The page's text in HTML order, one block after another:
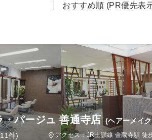
おすすめ順 (PR優先表
・パージュ 善通寺店 (ヘアーメイ
件) アクセス：JR土讃線 金蔵寺駅 徒